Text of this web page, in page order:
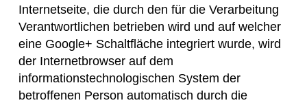
Internetseite, die durch den für die Verarbeitung
Verantwortlichen betrieben wird und auf welcher
eine Google+ Schaltfläche integriert wurde, wird
der Internetbrowser auf dem
informationstechnologischen System der
betroffenen Person automatisch durch die